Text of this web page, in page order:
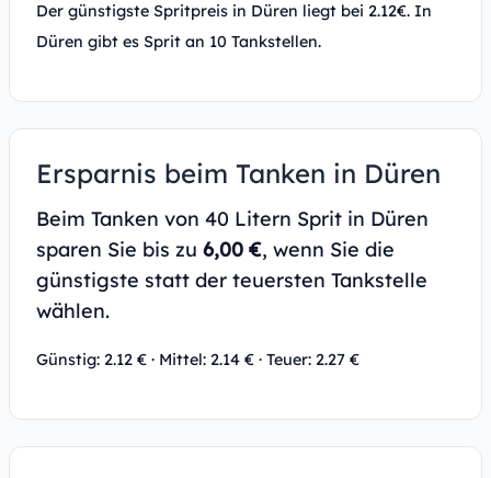
Der günstigste Spritpreis in Düren liegt bei 2.12€. In
Düren gibt es Sprit an 10 Tankstellen.
Ersparnis beim Tanken in Düren
Beim Tanken von 40 Litern Sprit in Düren
sparen Sie bis zu 6,00 €, wenn Sie die
günstigste statt der teuersten Tankstelle
wählen.
Günstig: 2.12 € · Mittel: 2.14 € · Teuer: 2.27 €